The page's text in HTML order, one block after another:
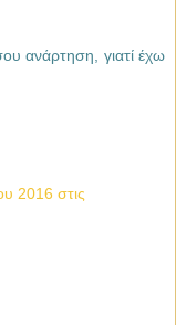
ανάρτηση, γιατί έχω
2016 στις